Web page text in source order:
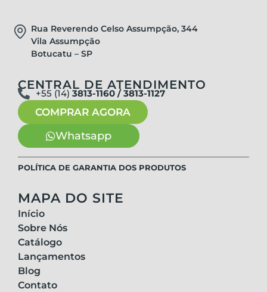
Rua Reverendo Celso Assumpção, 344
Vila Assumpção
Botucatu – SP
CENTRAL DE ATENDIMENTO
+55 (14) 3813-1160 / 3813-1127
COMPRAR AGORA
Whatsapp
POLÍTICA DE GARANTIA DOS PRODUTOS
MAPA DO SITE
Início
Sobre Nós
Catálogo
Lançamentos
Blog
Contato